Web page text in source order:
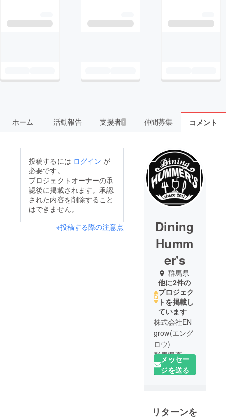
ホーム 活動報告 支援者 1 仲間募集 コメント
投稿するには ログイン が
必要です。
プロジェクトオーナーの承
認後に掲載されます。承認
された内容を削除すること
はできません。
※投稿する際の注意点
Dining
Humm
er's
群馬県
他に2件の
プロジェク
トを掲載し
ています
株式会社EN
grow(エング
ロウ)
群馬県高崎
市にて
「DiningHu
ら田」
メッセー
ジを送る
リターンを